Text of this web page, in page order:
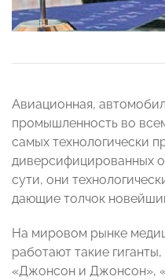
Авиационная,
промышленность во
самых технологически
диверсифицированных
сути, они
дающие толчок
На мировом рынке
работают такие
«Джонсон и Джонсон»,